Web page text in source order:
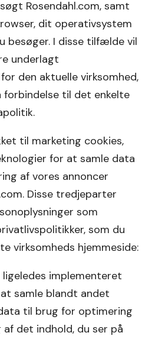
Rosendahl.com, samt
dit operativsystem
besøger. I disse tilfælde vil
underlagt
den aktuelle virksomhed,
forbindelse til det enkelte
til marketing cookies,
for at samle data
af vores annoncer
Disse tredjeparter
som
som du
virksomheds hjemmeside:
ligeledes implementeret
samle blandt andet
til brug for optimering
det indhold, du ser på